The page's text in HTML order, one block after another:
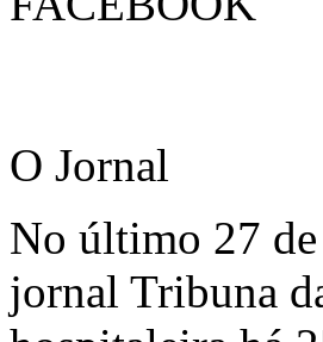
O Jornal
No último 27
jornal Tribuna